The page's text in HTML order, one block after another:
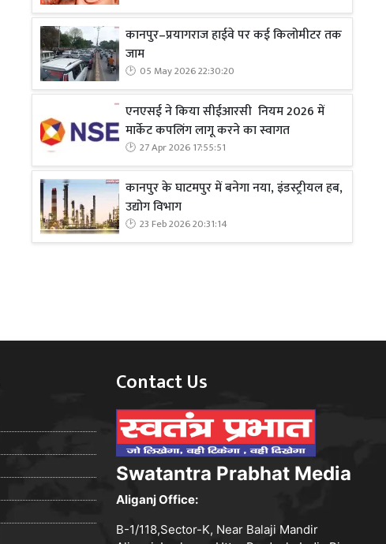
कानपुर–प्रयागराज हाईवे पर कई किलोमीटर तक
जाम
05 May 2026 22:30:20
एनएसई ने किया सीईआरसी नियम 2026 में
मार्केट कपलिंग लागू करने का स्वागत
27 Apr 2026 17:55:51
कानपुर के घाटमपुर में बनेगा नया, इंडस्ट्रीयल हब,
उद्योग विभाग
23 Feb 2026 20:31:14
Contact Us
Swatantra Prabhat Media
Aliganj Office:
B-1/118,Sector-K, Near Balaji Mandir